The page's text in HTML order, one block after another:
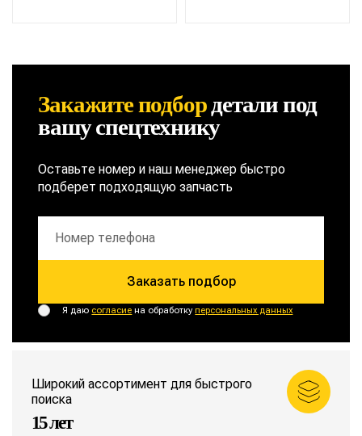
Закажите подбордеталипод
вашу спецтехнику
Оставьте номер и наш менеджер быстро
подберет подходящую запчасть
Заказать подбор
Я даю согласие на обработкуперсональных данных
Широкий ассортимент для быстрого
поиска
15 лет